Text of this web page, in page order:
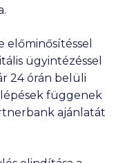
előminősítéssel
ügyintézéssel
24 órán belüli
függenek
ajánlatát